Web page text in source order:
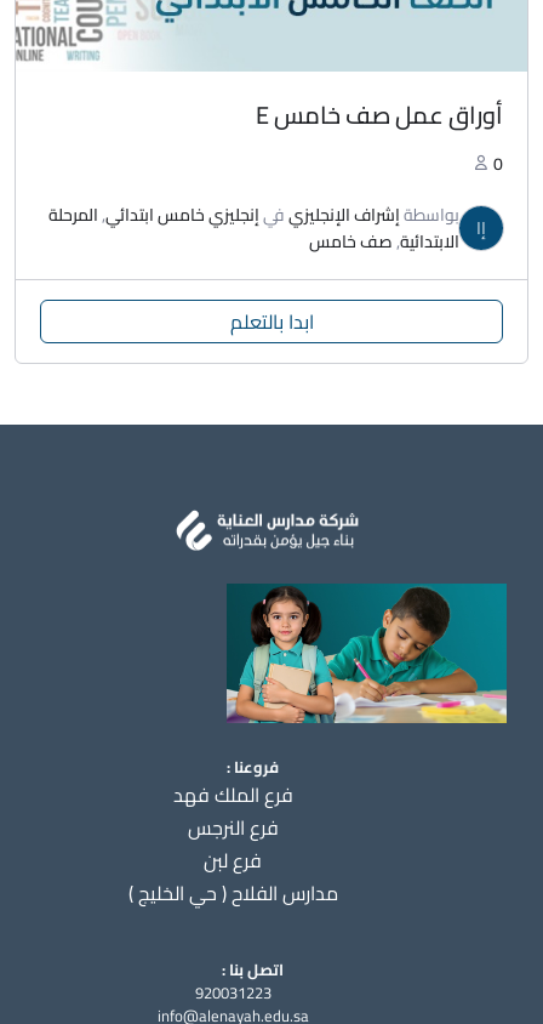
أوراق عمل صف خامس E
0
إا بواسطةإشراف الإنجليزيفيإنجليزي خامس ابتدائي,المرحلة
الابتدائية,صف خامس
ابدا بالتعلم
فروعنا :
فرع الملك فهد
فرع النرجس
فرع لبن
مدارس الفلاح ( حي الخليج )
اتصل بنا :
920031223
info@alenayah.edu.sa